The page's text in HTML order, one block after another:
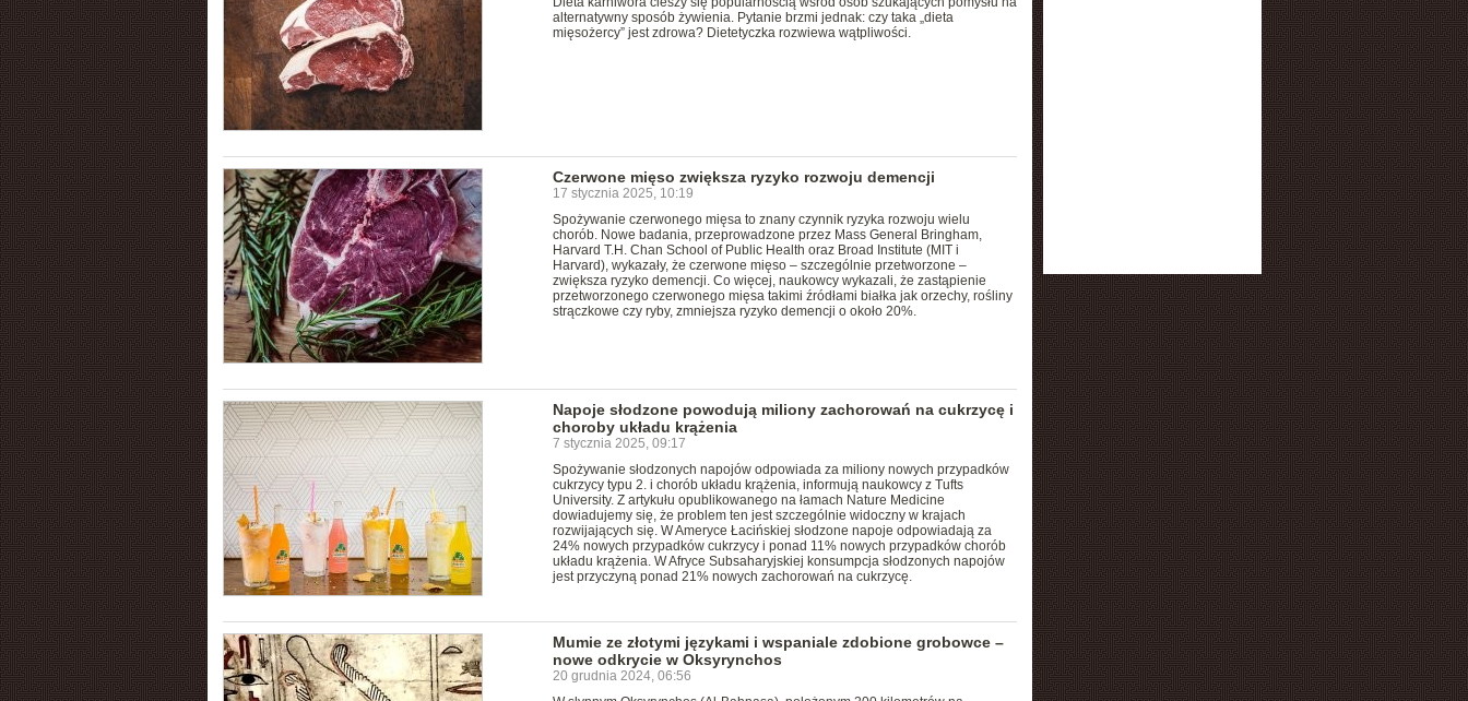
alternatywny sposób żywienia. Pytanie brzmi jednak: czy taka „dieta
mięsożercy” jest zdrowa? Dietetyczka rozwiewa wątpliwości.
Czerwone mięso zwiększa ryzyko rozwoju demencji
17 stycznia 2025, 10:19
Spożywanie czerwonego mięsa to znany czynnik ryzyka rozwoju wielu
chorób. Nowe badania, przeprowadzone przez Mass General Bringham,
Harvard T.H. Chan School of Public Health oraz Broad Institute (MIT i
Harvard), wykazały, że czerwone mięso – szczególnie przetworzone –
zwiększa ryzyko demencji. Co więcej, naukowcy wykazali, że zastąpienie
przetworzonego czerwonego mięsa takimi źródłami białka jak orzechy, rośliny
strączkowe czy ryby, zmniejsza ryzyko demencji o około 20%.
Napoje słodzone powodują miliony zachorowań na cukrzycę i
choroby układu krążenia
7 stycznia 2025, 09:17
Spożywanie słodzonych napojów odpowiada za miliony nowych przypadków
cukrzycy typu 2. i chorób układu krążenia, informują naukowcy z Tufts
University. Z artykułu opublikowanego na łamach Nature Medicine
dowiadujemy się, że problem ten jest szczególnie widoczny w krajach
rozwijających się. W Ameryce Łacińskiej słodzone napoje odpowiadają za
24% nowych przypadków cukrzycy i ponad 11% nowych przypadków chorób
układu krążenia. W Afryce Subsaharyjskiej konsumpcja słodzonych napojów
jest przyczyną ponad 21% nowych zachorowań na cukrzycę.
Mumie ze złotymi językami i wspaniale zdobione grobowce –
nowe odkrycie w Oksyrynchos
20 grudnia 2024, 06:56